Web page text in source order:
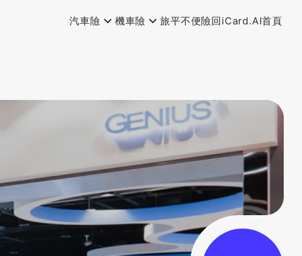
汽車險 機車險 旅平不便險回iCard.AI首頁